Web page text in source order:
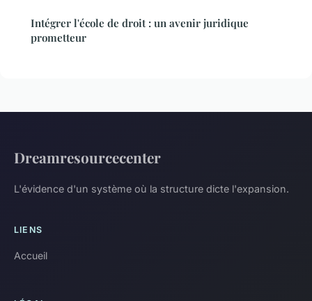
Intégrer l'école de droit : un avenir juridique
prometteur
Dreamresourcecenter
L'évidence d'un système où la structure dicte l'expansion.
LIENS
Accueil